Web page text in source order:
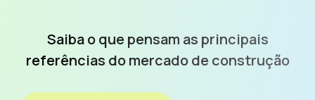
Saiba o que pensam as principais
referências domercado de construção